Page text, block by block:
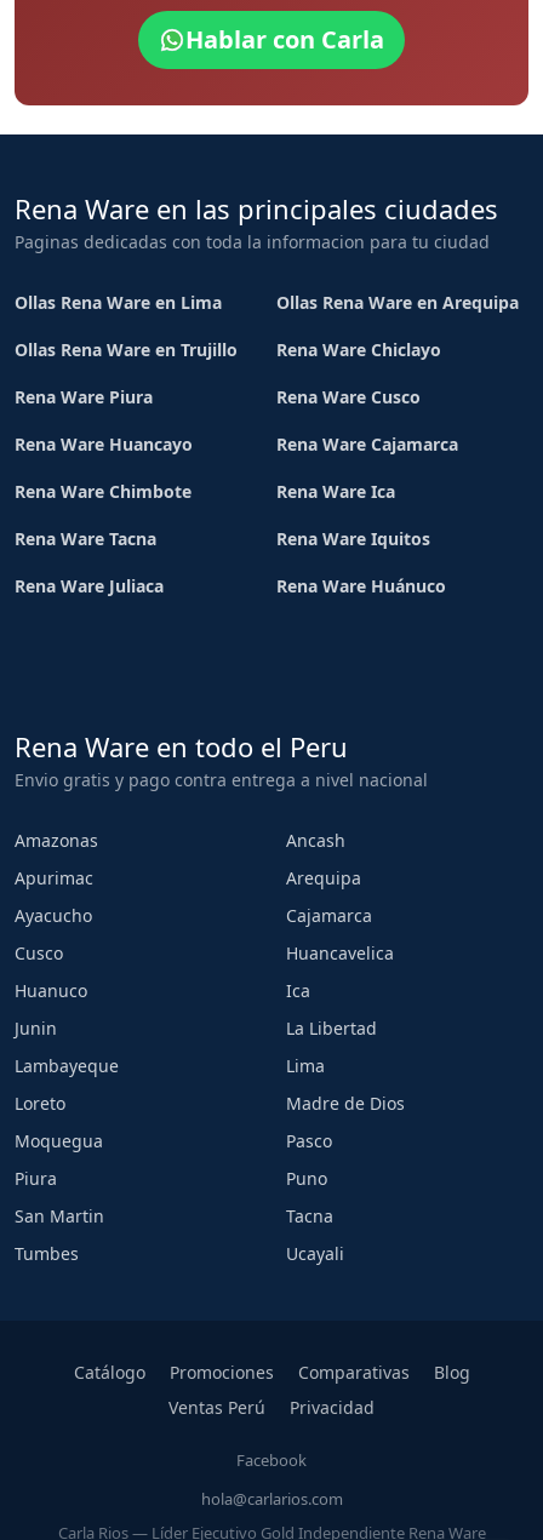
Hablar con Carla
Rena Ware en las principales ciudades
Paginas dedicadas con toda la informacion para tu ciudad
Ollas Rena Ware en Lima Ollas Rena Ware en Arequipa
Ollas Rena Ware en Trujillo Rena Ware Chiclayo
Rena Ware Piura Rena Ware Cusco
Rena Ware Huancayo Rena Ware Cajamarca
Rena Ware Chimbote Rena Ware Ica
Rena Ware Tacna Rena Ware Iquitos
Rena Ware Juliaca Rena Ware Huánuco
Rena Ware en todo el Peru
Envio gratis y pago contra entrega a nivel nacional
Amazonas
Ancash
Apurimac
Arequipa
Ayacucho
Cajamarca
Cusco
Huancavelica
Huanuco
Ica
Junin
La Libertad
Lambayeque
Lima
Loreto
Madre de Dios
Moquegua
Pasco
Piura
Puno
San Martin
Tacna
Tumbes
Ucayali
Catálogo Promociones Comparativas
Blog
Ventas Perú
Privacidad
Facebook
hola@carlarios.com
Carla Rios — Líder Ejecutivo Gold Independiente Rena Ware